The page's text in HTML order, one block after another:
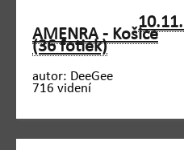
AMENRA - Košice
(36 fotiek)
autor: DeeGee
716 videní